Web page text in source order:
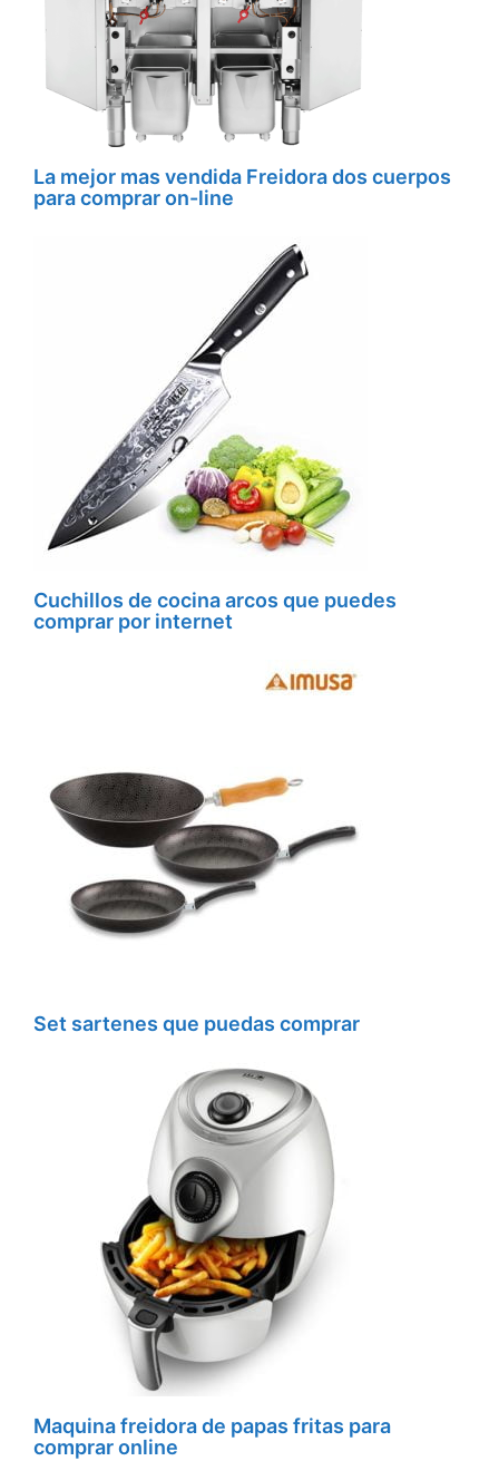
La mejor mas vendida Freidora dos cuerpos
para comprar on-line
Cuchillos de cocina arcos que puedes
comprar por internet
Set sartenes que puedas comprar
Maquina freidora de papas fritas para
comprar online